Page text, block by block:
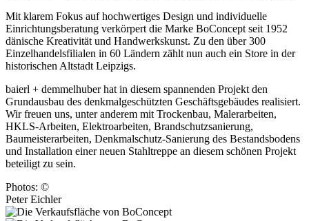
Mit klarem Fokus auf hochwertiges Design und individuelle
Einrichtungsberatung verkörpert die Marke BoConcept seit 1952
dänische Kreativität und Handwerkskunst. Zu den über 300
Einzelhandelsfilialen in 60 Ländern zählt nun auch ein Store in der
historischen Altstadt Leipzigs.
baierl + demmelhuber hat in diesem spannenden Projekt den
Grundausbau des denkmalgeschützten Geschäftsgebäudes realisiert.
Wir freuen uns, unter anderem mit Trockenbau, Malerarbeiten,
HKLS-Arbeiten, Elektroarbeiten, Brandschutzsanierung,
Baumeisterarbeiten, Denkmalschutz-Sanierung des Bestandsbodens
und Installation einer neuen Stahltreppe an diesem schönen Projekt
beteiligt zu sein.
Photos: ©
Peter Eichler